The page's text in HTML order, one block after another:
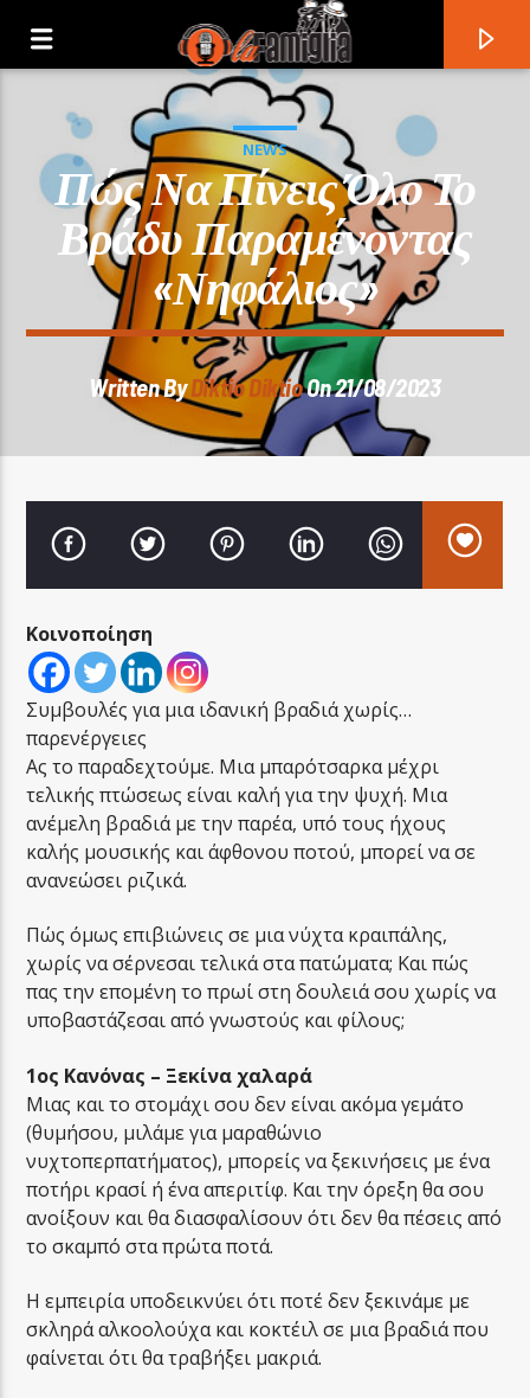
LA FAMIGLIA RADIO
LA FAMIGLIA ΝΗΣΙΩΤΙΚΑ
NEWS
Πώς Να Πίνεις Όλο Το
Βράδυ Παραμένοντας
«νηφάλιος»
Written ByDiktio DiktioOn 21/08/2023
Κοινοποίηση
Συμβουλές για μια ιδανική βραδιά χωρίς…
παρενέργειες
Ας το παραδεχτούμε. Μια μπαρότσαρκα μέχρι
τελικής πτώσεως είναι καλή για την ψυχή. Μια
ανέμελη βραδιά με την παρέα, υπό τους ήχους
καλής μουσικής και άφθονου ποτού, μπορεί να σε
ανανεώσει ριζικά.
Πώς όμως επιβιώνεις σε μια νύχτα κραιπάλης,
χωρίς να σέρνεσαι τελικά στα πατώματα; Και πώς
πας την επομένη το πρωί στη δουλειά σου χωρίς να
υποβαστάζεσαι από γνωστούς και φίλους;
1ος Κανόνας – Ξεκίνα χαλαρά
Μιας και το στομάχι σου δεν είναι ακόμα γεμάτο
(θυμήσου, μιλάμε για μαραθώνιο
νυχτοπερπατήματος), μπορείς να ξεκινήσεις με ένα
ποτήρι κρασί ή ένα απεριτίφ. Και την όρεξη θα σου
ανοίξουν και θα διασφαλίσουν ότι δεν θα πέσεις από
το σκαμπό στα πρώτα ποτά.
Η εμπειρία υποδεικνύει ότι ποτέ δεν ξεκινάμε με
σκληρά αλκοολούχα και κοκτέιλ σε μια βραδιά που
φαίνεται ότι θα τραβήξει μακριά.